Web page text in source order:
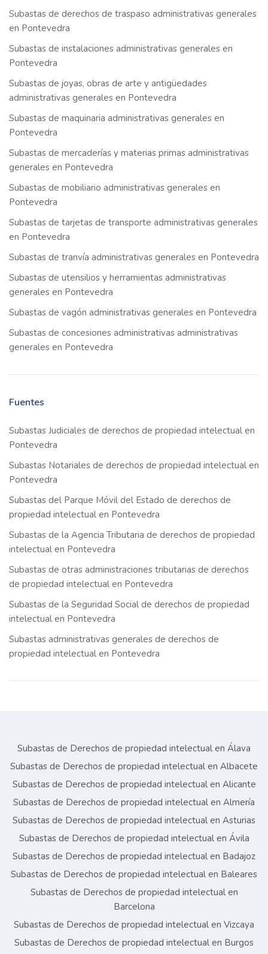
Subastas de derechos de traspaso administrativas generales
en Pontevedra
Subastas de instalaciones administrativas generales en
Pontevedra
Subastas de joyas, obras de arte y antigüedades
administrativas generales en Pontevedra
Subastas de maquinaria administrativas generales en
Pontevedra
Subastas de mercaderías y materias primas administrativas
generales en Pontevedra
Subastas de mobiliario administrativas generales en
Pontevedra
Subastas de tarjetas de transporte administrativas generales
en Pontevedra
Subastas de tranvía administrativas generales en Pontevedra
Subastas de utensilios y herramientas administrativas
generales en Pontevedra
Subastas de vagón administrativas generales en Pontevedra
Subastas de concesiones administrativas administrativas
generales en Pontevedra
Fuentes
Subastas Judiciales de derechos de propiedad intelectual en
Pontevedra
Subastas Notariales de derechos de propiedad intelectual en
Pontevedra
Subastas del Parque Móvil del Estado de derechos de
propiedad intelectual en Pontevedra
Subastas de la Agencia Tributaria de derechos de propiedad
intelectual en Pontevedra
Subastas de otras administraciones tributarias de derechos
de propiedad intelectual en Pontevedra
Subastas de la Seguridad Social de derechos de propiedad
intelectual en Pontevedra
Subastas administrativas generales de derechos de
propiedad intelectual en Pontevedra
Subastas de Derechos de propiedad intelectual en Álava
Subastas de Derechos de propiedad intelectual en Albacete
Subastas de Derechos de propiedad intelectual en Alicante
Subastas de Derechos de propiedad intelectual en Almería
Subastas de Derechos de propiedad intelectual en Asturias
Subastas de Derechos de propiedad intelectual en Ávila
Subastas de Derechos de propiedad intelectual en Badajoz
Subastas de Derechos de propiedad intelectual en Baleares
Subastas de Derechos de propiedad intelectual en
Barcelona
Subastas de Derechos de propiedad intelectual en Vizcaya
Subastas de Derechos de propiedad intelectual en Burgos